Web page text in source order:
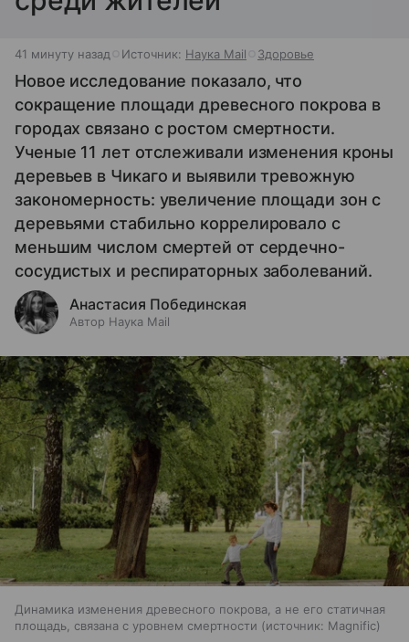
41 минуту назад Источник: Наука Mail Здоровье
Новое исследование показало, что
сокращение площади древесного покрова в
городах связано с ростом смертности.
Ученые 11 лет отслеживали изменения кроны
деревьев в Чикаго и выявили тревожную
закономерность: увеличение площади зон с
деревьями стабильно коррелировало с
меньшим числом смертей от сердечно-
сосудистых и респираторных заболеваний.
Анастасия Побединская
Автор Наука Mail
Динамика изменения древесного покрова, а не его статичная
площадь, связана с уровнем смертности
источник: Magnific